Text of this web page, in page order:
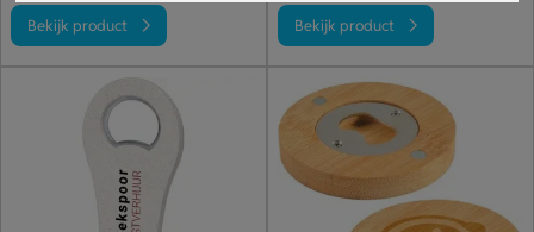
Bekijk product Bekijk product